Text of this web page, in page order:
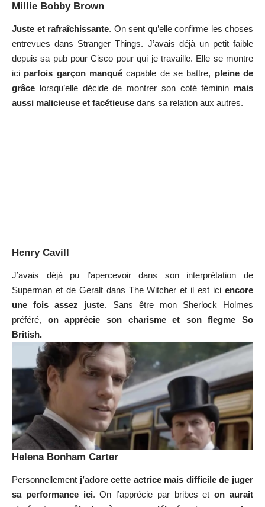
Millie Bobby Brown
Juste et rafraîchissante. On sent qu’elle confirme les choses
entrevues dans Stranger Things. J’avais déjà un petit faible
depuis sa pub pour Cisco pour qui je travaille. Elle se montre
ici parfois garçon manqué capable de se battre, pleine de
grâce lorsqu’elle décide de montrer son coté féminin mais
aussi malicieuse et facétieuse dans sa relation aux autres.
Henry Cavill
J’avais déjà pu l’apercevoir dans son interprétation de
Superman et de Geralt dans The Witcher et il est ici encore
une fois assez juste. Sans être mon Sherlock Holmes
préféré, on apprécie son charisme et son flegme So
British.
Helena Bonham Carter
Personnellement j’adore cette actrice mais difficile de juger
sa performance ici. On l’apprécie par bribes eton aurait